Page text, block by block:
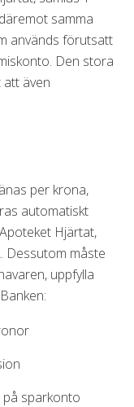
samma
används förutsatt
Den stora
även
per krona,
automatiskt
Hjärtat,
Dessutom måste
uppfylla
sparkonto